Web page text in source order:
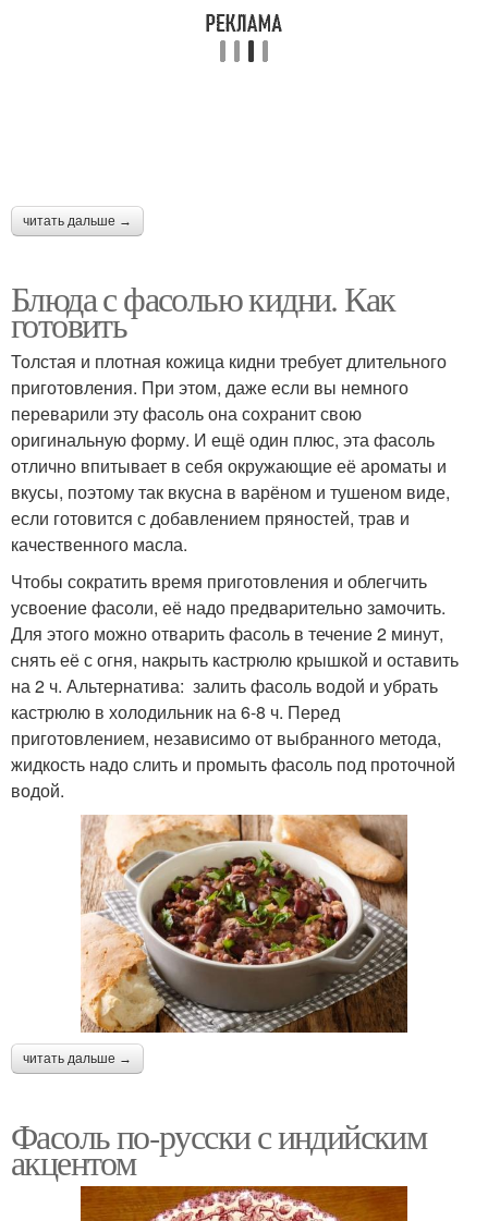
читать дальше →
Блюда с фасолью кидни. Как
готовить
Толстая и плотная кожица кидни требует длительного
приготовления. При этом, даже если вы немного
переварили эту фасоль она сохранит свою
оригинальную форму. И ещё один плюс, эта фасоль
отлично впитывает в себя окружающие её ароматы и
вкусы, поэтому так вкусна в варёном и тушеном виде,
если готовится с добавлением пряностей, трав и
качественного масла.
Чтобы сократить время приготовления и облегчить
усвоение фасоли, её надо предварительно замочить.
Для этого можно отварить фасоль в течение 2 минут,
снять её с огня, накрыть кастрюлю крышкой и оставить
на 2 ч. Альтернатива: залить фасоль водой и убрать
кастрюлю в холодильник на 6-8 ч. Перед
приготовлением, независимо от выбранного метода,
жидкость надо слить и промыть фасоль под проточной
водой.
читать дальше →
Фасоль по-русски с индийским
акцентом